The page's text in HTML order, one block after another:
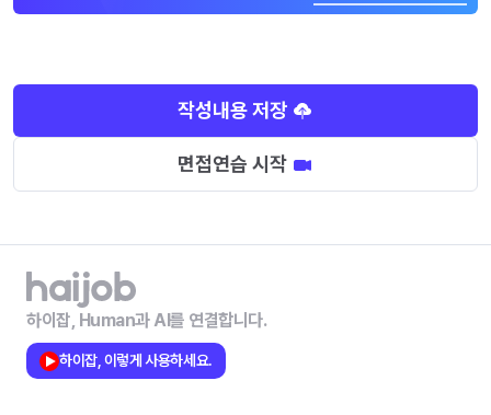
작성내용 저장
면접연습 시작
하이잡, Human과 AI를 연결합니다.
하이잡, 이렇게 사용하세요.